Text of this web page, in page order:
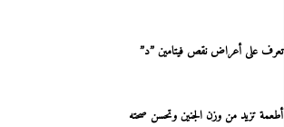
تعرف على أعراض نقص فيتامين ”د”
أطعمة تزيد من وزن الجنين وتحسن صحته